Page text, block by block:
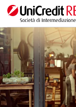
La ricerca verrà